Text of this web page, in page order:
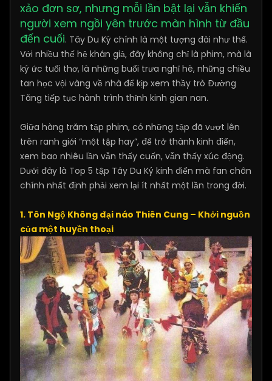
xảo đơn sơ, nhưng mỗi lần bật lại vẫn khiến
người xem ngồi yên trước màn hình từ đầu
đến cuối. Tây Du Ký chính là một tượng đài như thế.
Với nhiều thế hệ khán giả, đây không chỉ là phim, mà là
ký ức tuổi thơ, là những buổi trưa nghỉ hè, những chiều
tan học vội vàng về nhà để kịp xem thầy trò Đường
Tăng tiếp tục hành trình thỉnh kinh gian nan.
Giữa hàng trăm tập phim, có những tập đã vượt lên
trên ranh giới “một tập hay”, để trở thành kinh điển,
xem bao nhiêu lần vẫn thấy cuốn, vẫn thấy xúc động.
Dưới đây là Top 5 tập Tây Du Ký kinh điển mà fan chân
chính nhất định phải xem lại ít nhất một lần trong đời.
1. Tôn Ngộ Không đại náo Thiên Cung – Khởi nguồn
của một huyền thoại